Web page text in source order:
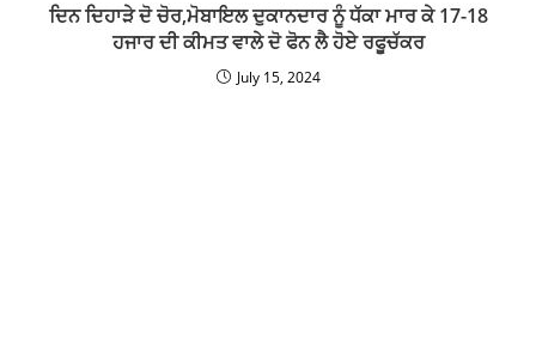
ਦਿਨ ਦਿਹਾੜੇ ਦੋ ਚੋਰ,ਮੋਬਾਇਲ ਦੁਕਾਨਦਾਰ ਨੂੰ ਧੱਕਾ ਮਾਰ ਕੇ 17-18
ਹਜਾਰ ਦੀ ਕੀਮਤ ਵਾਲੇ ਦੋ ਫੋਨ ਲੈ ਹੋਏ ਰਫੂਚੱਕਰ
July 15, 2024